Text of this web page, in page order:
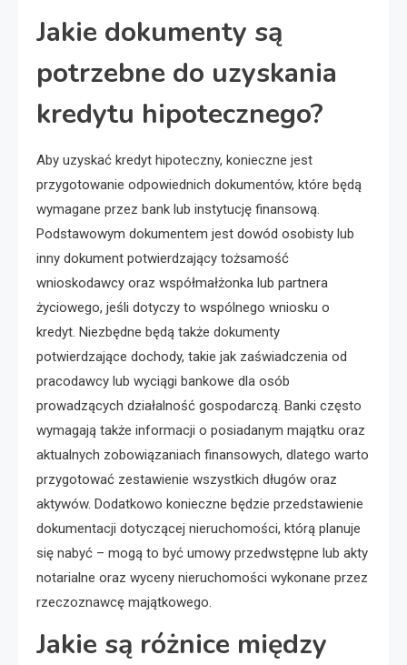
Jakie dokumenty są
potrzebne do uzyskania
kredytu hipotecznego?
Aby uzyskać kredyt hipoteczny, konieczne jest
przygotowanie odpowiednich dokumentów, które będą
wymagane przez bank lub instytucję finansową.
Podstawowym dokumentem jest dowód osobisty lub
inny dokument potwierdzający tożsamość
wnioskodawcy oraz współmałżonka lub partnera
życiowego, jeśli dotyczy to wspólnego wniosku o
kredyt. Niezbędne będą także dokumenty
potwierdzające dochody, takie jak zaświadczenia od
pracodawcy lub wyciągi bankowe dla osób
prowadzących działalność gospodarczą. Banki często
wymagają także informacji o posiadanym majątku oraz
aktualnych zobowiązaniach finansowych, dlatego warto
przygotować zestawienie wszystkich długów oraz
aktywów. Dodatkowo konieczne będzie przedstawienie
dokumentacji dotyczącej nieruchomości, którą planuje
się nabyć – mogą to być umowy przedwstępne lub akty
notarialne oraz wyceny nieruchomości wykonane przez
rzeczoznawcę majątkowego.
Jakie są różnice między